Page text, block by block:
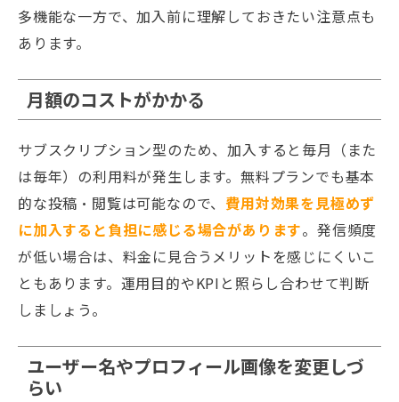
多機能な一方で、加入前に理解しておきたい注意点も
あります。
月額のコストがかかる
サブスクリプション型のため、加入すると毎月（また
は毎年）の利用料が発生します。無料プランでも基本
的な投稿・閲覧は可能なので、費用対効果を見極めず
に加入すると負担に感じる場合があります。発信頻度
が低い場合は、料金に見合うメリットを感じにくいこ
ともあります。運用目的やKPIと照らし合わせて判断
しましょう。
ユーザー名やプロフィール画像を変更しづ
らい